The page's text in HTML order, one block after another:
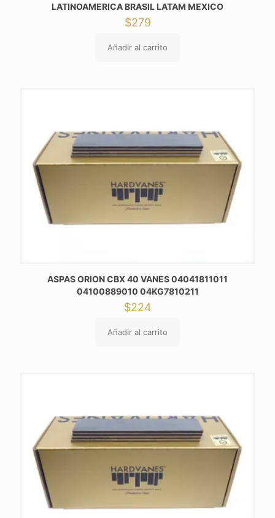
LATINOAMERICA BRASIL LATAM MEXICO
$279
Añadir al carrito
ASPAS ORION CBX 40 VANES 04041811011
04100889010 04KG7810211
$224
Añadir al carrito